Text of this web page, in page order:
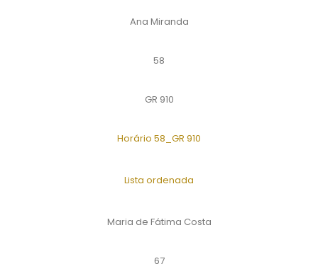
Ana Miranda
58
GR 910
Horário 58_GR 910
Lista ordenada
Maria de Fátima Costa
67